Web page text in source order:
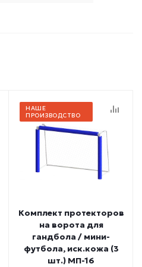
НАШЕ
ПРОИЗВОДСТВО
Комплект протекторов
на ворота для
гандбола / мини-
футбола, иск.кожа (3
шт.) МП-16